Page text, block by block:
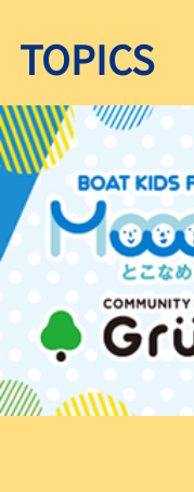
TOPICS